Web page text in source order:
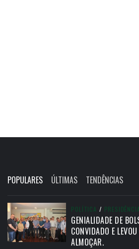
POPULARES ÚLTIMAS TENDÊNCIAS
POLÍTICA / PRESIDÊNCIA
GENIALIDADE DE
CONVIDADO E
ALMOÇAR.